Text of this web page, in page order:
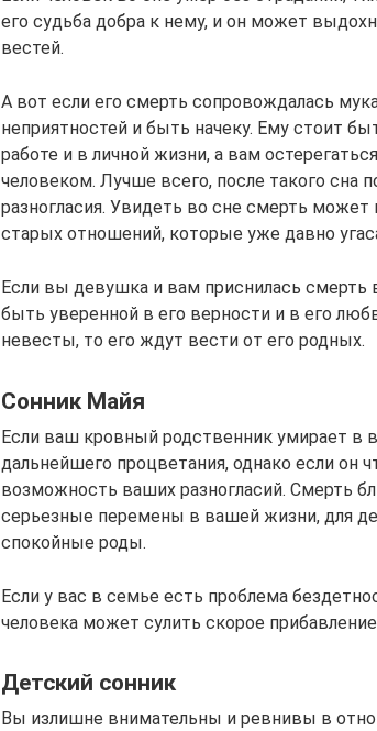
его судьба добра к нему, и он может
вестей.
А вот если его смерть сопровождалась
неприятностей и быть начеку. Ему стоит
работе и в личной жизни, а вам
человеком. Лучше всего, после такого сна
разногласия. Увидеть во сне смерть
старых отношений, которые уже давно
Если вы девушка и вам приснилась
быть уверенной в его верности и в его
невесты, то его ждут вести от его родных.
Сонник Майя
Если ваш кровный родственник умирает в
дальнейшего процветания, однако если он
возможность ваших разногласий. Смерть
серьезные перемены в вашей жизни, для
спокойные роды.
Если у вас в семье есть проблема
человека может сулить скорое
Детский сонник
Вы излишне внимательны и ревнивы в